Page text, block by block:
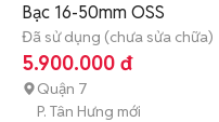
Bạc 16-50mm OSS
Đã sử dụng (chưa sửa chữa)
5.900.000 đ
Quận 7
P. Tân Hưng mới